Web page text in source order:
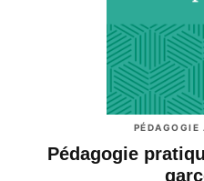
PÉDAGOGIE
Pédagogie